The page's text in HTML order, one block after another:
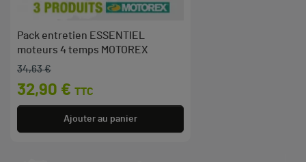
Pack entretien ESSENTIEL
moteurs 4 temps MOTOREX
Prix de base
34,63 €
Prix
32,90 € TTC
Ajouter au panier